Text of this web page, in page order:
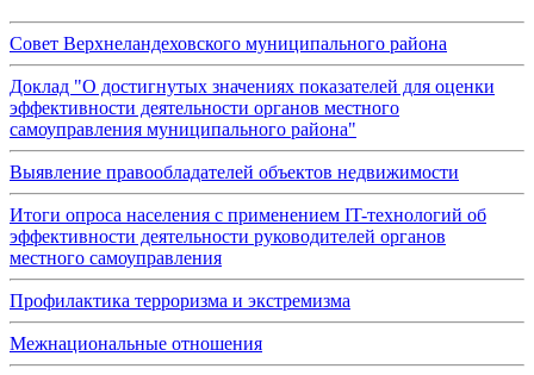
Совет Верхнеландеховского муниципального района
Доклад "О достигнутых значениях показателей для оценки
эффективности деятельности органов местного
самоуправления муниципального района"
Выявление правообладателей объектов недвижимости
Итоги опроса населения с применением IT-технологий об
эффективности деятельности руководителей органов
местного самоуправления
Профилактика терроризма и экстремизма
Межнациональные отношения